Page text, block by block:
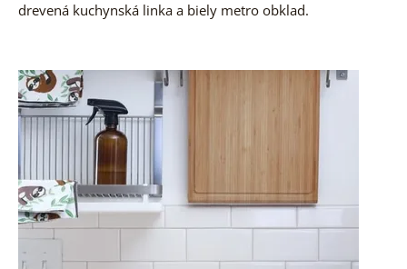
drevená kuchynská linka a biely metro obklad.